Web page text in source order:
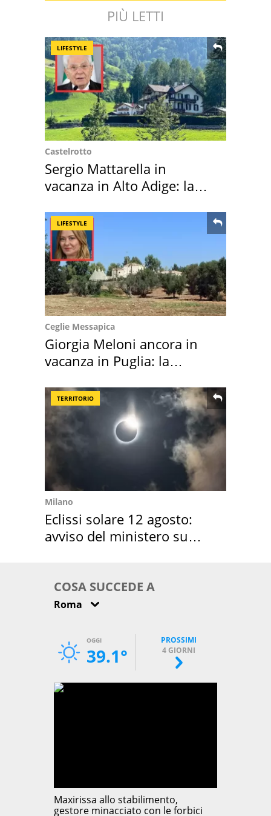
PIÙ LETTI
LIFESTYLE
Castelrotto
Sergio Mattarella in
vacanza in Alto Adige: la
LIFESTYLE
Ceglie Messapica
Giorgia Meloni ancora in
vacanza in Puglia: la
TERRITORIO
Milano
Eclissi solare 12 agosto:
avviso del ministero su